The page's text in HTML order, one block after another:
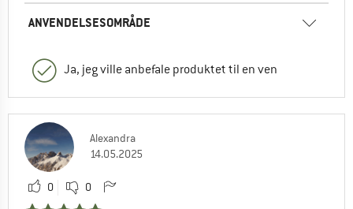
ANVENDELSESOMRÅDE
Ja, jeg ville anbefale produktet til en ven
Alexandra
14.05.2025
0 0